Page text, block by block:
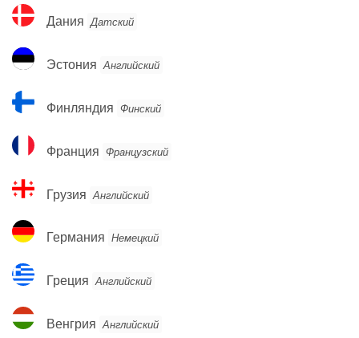
Дания
Дания Датский
Эстония
Эстония Английский
Финляндия
Финляндия Финский
Франция
Франция Французский
Грузия
Грузия Английский
Германия
Германия Немецкий
Греция
Греция Английский
Венгрия
Венгрия Английский